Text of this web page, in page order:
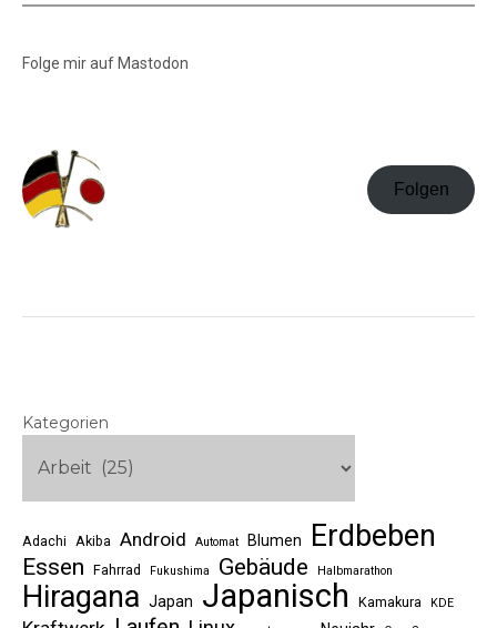
Folge mir auf Mastodon
Folgen
Kategorien
Adachi Akiba Android Automat Blumen Erdbeben
Essen Fahrrad Fukushima Gebäude Halbmarathon
Hiragana Japan Japanisch Kamakura KDE